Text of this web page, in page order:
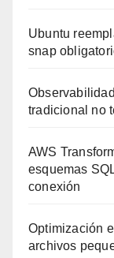
Ubuntu
snap
tradicional no
AWS
esquemas
conexión
Optimización
archivos